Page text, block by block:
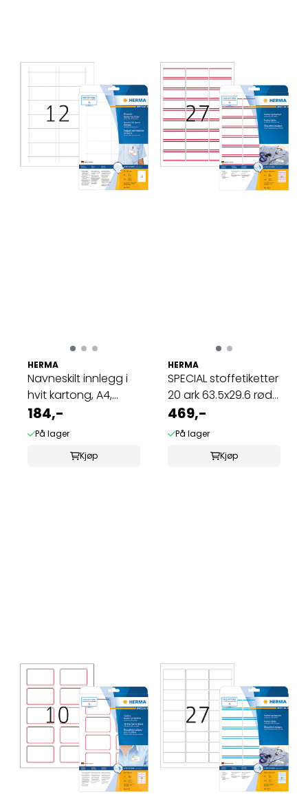
HERMA
Navneskilt innlegg i
hvit kartong, A4,
75x40 mm, ...
184,-
På lager
Kjøp
HERMA
SPECIAL stoffetiketter
20 ark 63.5x29.6 rød
kant ...
469,-
På lager
Kjøp